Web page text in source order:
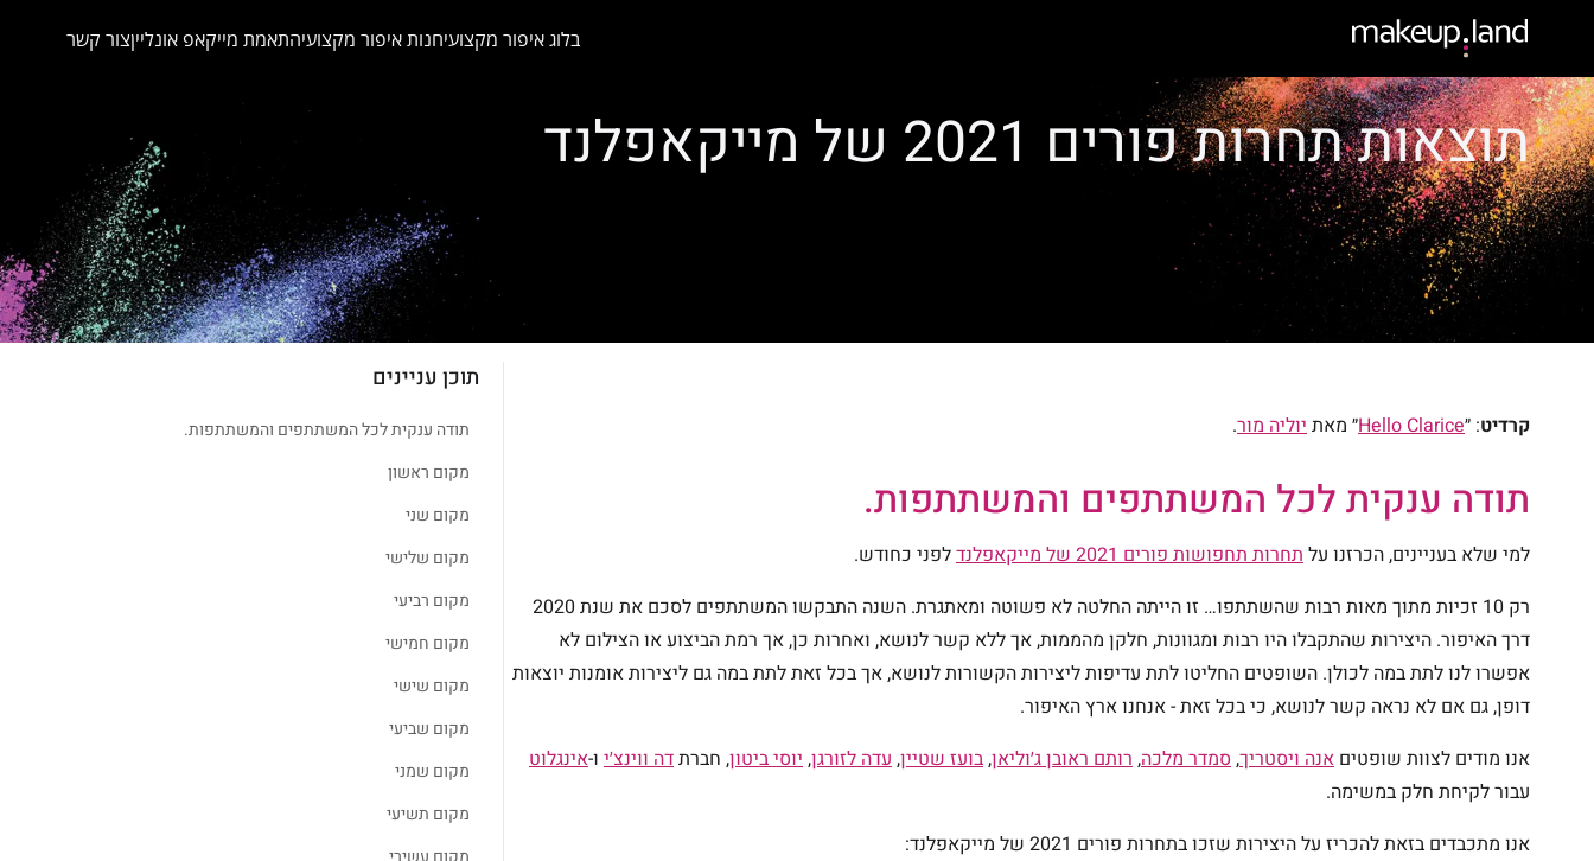
בלוג איפור מקצועיחנות איפור מקצועיהתאמת מייקאפ אונלייןצור קשר
תוצאות תחרות פורים 2021 של מייקאפלנד
קרדיט: ״Hello Clarice״ מאתיוליה מור.
תודה ענקית לכל המשתתפים והמשתתפות.
למי שלא בעניינים, הכרזנו עלתחרות תחפושות פורים 2021 של מייקאפלנד
לפני כחודש.
רק 10 זכיות מתוך מאות רבות שהשתתפו… זו הייתה החלטה לא פשוטה ומאתגרת. השנה התבקשו המשתתפים לסכם את שנת 2020
דרך האיפור. היצירות שהתקבלו היו רבות ומגוונות, חלקן מהממות, אך ללא קשר לנושא, ואחרות כן, אך רמת הביצוע או הצילום לא
אפשרו לנו לתת במה לכולן. השופטים החליטו לתת עדיפות ליצירות הקשורות לנושא, אך בכל זאת לתת במה גם ליצירות אומנות יוצאות
דופן, גם אם לא נראה קשר לנושא, כי בכל זאת - אנחנו ארץ האיפור.
אנו מודים לצוות שופטים אנה ויסטריך,סמדר מלכה,רותם ראובן ג׳וליאן,בועז שטיין,עדה לזורגן,יוסי ביטון, חברתדה ווינצ׳י ו-אינגלוט
עבור לקיחת חלק במשימה.
אנו מתכבדים בזאת להכריז על היצירות שזכו בתחרות פורים 2021 של מייקאפלנד:
תוכן עניינים
תודה ענקית לכל המשתתפים והמשתתפות.
מקום ראשון
מקום שני
מקום שלישי
מקום רביעי
מקום חמישי
מקום שישי
מקום שביעי
מקום שמני
מקום תשיעי